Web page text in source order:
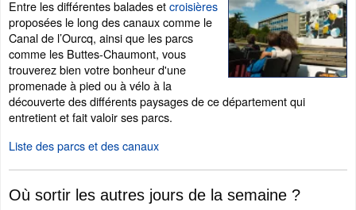
Entre les différentes balades etcroisières
proposées le long des canaux comme le
Canal de l’Ourcq, ainsi que les parcs
comme les Buttes-Chaumont, vous
trouverez bien votre bonheur d'une
promenade à pied ou à vélo à la
découverte des différents paysages de ce département qui
entretient et fait valoir ses parcs.
Liste des parcs et des canaux
Où sortir les autres jours de la semaine ?